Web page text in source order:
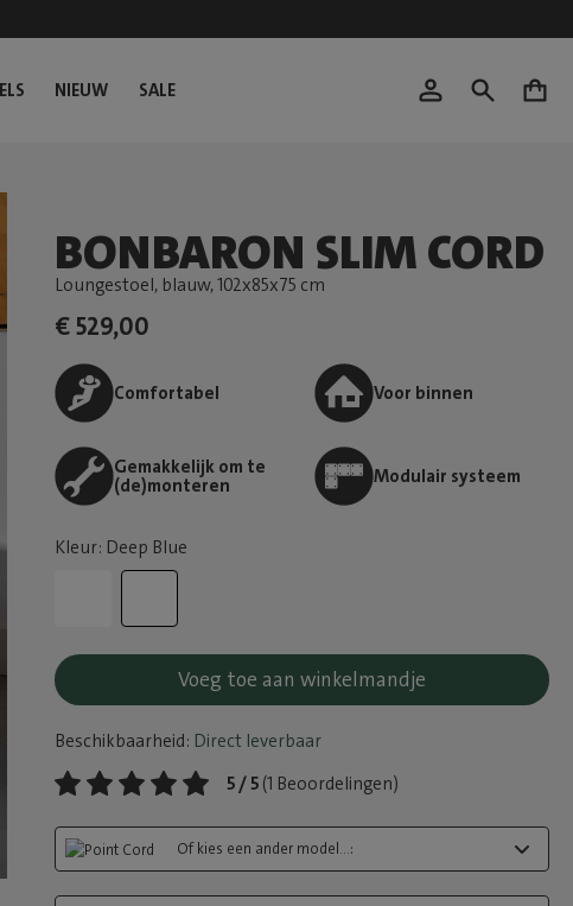
NIEUW SALE 0
BONBARON SLIM CORD
Loungestoel, blauw, 102x85x75 cm
€ 529,00
Comfortabel Voor binnen
Gemakkelijk om te
(de)monteren
Modulair systeem
Kleur: Deep Blue
Voeg toe aan winkelmandje
Beschikbaarheid: Direct leverbaar
5 / 5 (1 Beoordelingen)
Of kies een ander model...: